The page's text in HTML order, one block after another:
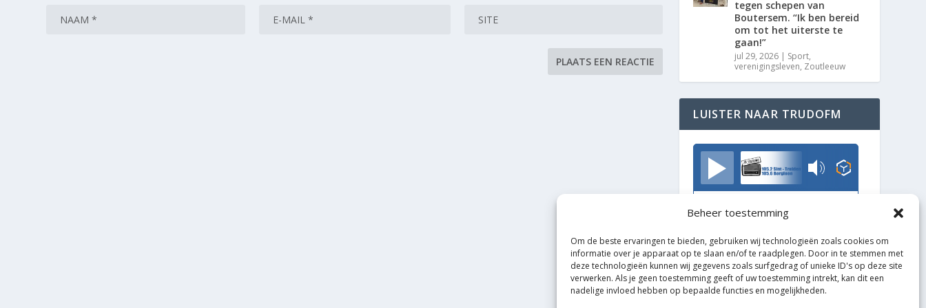
Beheer toestemming
Om de beste ervaringen te bieden, gebruiken wij technologieën zoals cookies om
informatie over je apparaat op te slaan en/of te raadplegen. Door in te stemmen met
deze technologieën kunnen wij gegevens zoals surfgedrag of unieke ID's op deze site
verwerken. Als je geen toestemming geeft of uw toestemming intrekt, kan dit een
nadelige invloed hebben op bepaalde functies en mogelijkheden.
tegen schepen van
Boutersem. “Ik ben bereid
om tot het uiterste te
gaan!”
jul 29, 2026 | Sport,
verenigingsleven, Zoutleeuw
LUISTER NAAR TRUDOFM
TrudoFM